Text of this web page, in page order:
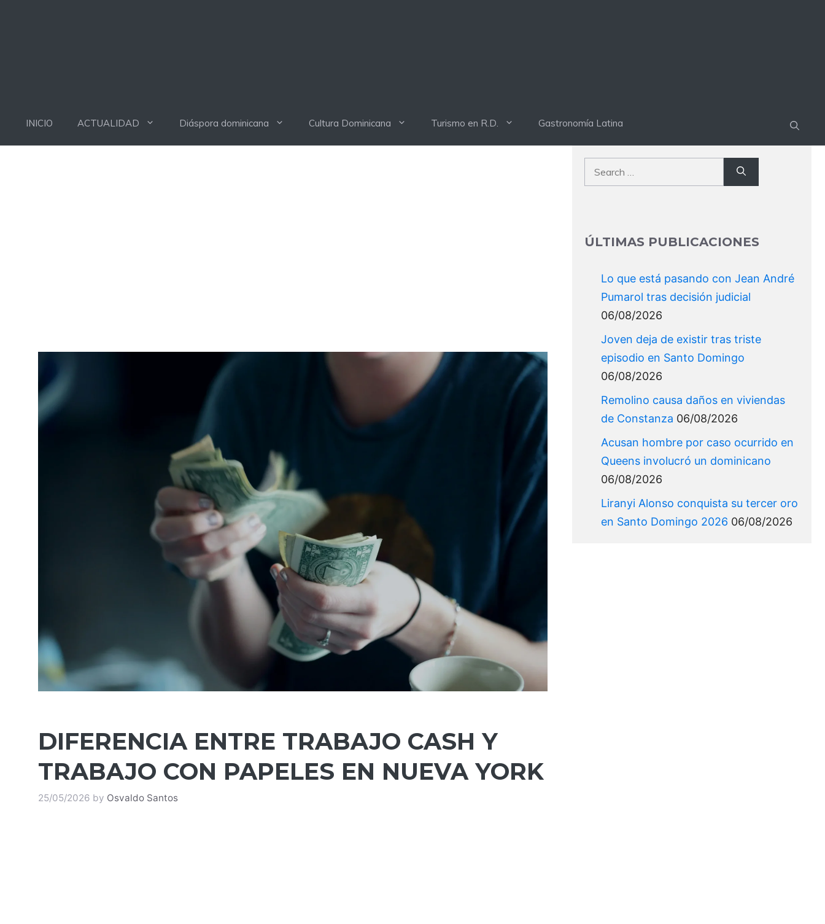
INICIO ACTUALIDAD Diáspora dominicana Cultura Dominicana Turismo en R.D. Gastronomía Latina
DIFERENCIA ENTRE TRABAJO CASH Y
TRABAJO CON PAPELES EN NUEVA YORK
25/05/2026 by Osvaldo Santos
Search
for:
ÚLTIMAS PUBLICACIONES
Lo que está pasando con Jean André
Pumarol tras decisión judicial
06/08/2026
Joven deja de existir tras triste
episodio en Santo Domingo
06/08/2026
Remolino causa daños en viviendas
de Constanza 06/08/2026
Acusan hombre por caso ocurrido en
Queens involucró un dominicano
06/08/2026
Liranyi Alonso conquista su tercer oro
en Santo Domingo 2026 06/08/2026